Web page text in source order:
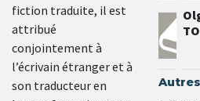
fiction traduite, il est
attribué
conjointement à
l’écrivain étranger et à
son traducteur en